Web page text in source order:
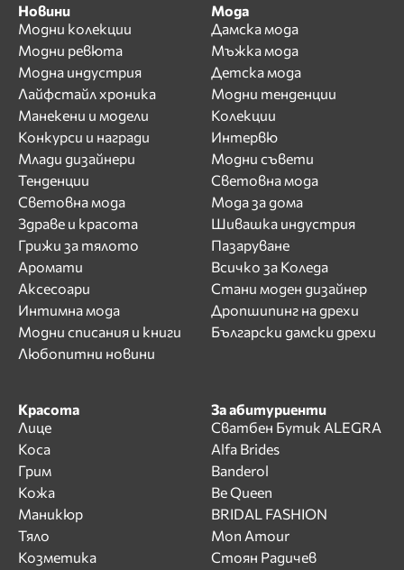
Новини
Модни колекции
Модни ревюта
Модна индустрия
Лайфстайл хроника
Манекени и модели
Конкурси и награди
Млади дизайнери
Тенденции
Световна мода
Здраве и красота
Грижи за тялото
Аромати
Аксесоари
Интимна мода
Модни списания и книги
Любопитни новини
Мода
Дамска мода
Мъжка мода
Детска мода
Модни тенденции
Колекции
Интервю
Модни съвети
Световна мода
Мода за дома
Шивашка индустрия
Пазаруване
Всичко за Коледа
Стани моден дизайнер
Дропшипинг на дрехи
Български дамски дрехи
Красота
Лице
Коса
Грим
Кожа
Маникюр
Тяло
Козметика
За абитуриенти
Сватбен Бутик ALEGRA
Alfa Brides
Banderol
Be Queen
BRIDAL FASHION
Mon Amour
Стоян Радичев